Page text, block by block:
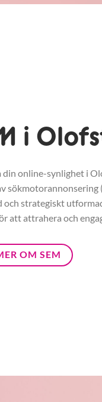
i
din online-synlighet i
sökmotorannonsering
och strategiskt
att attrahera och
OM SEM